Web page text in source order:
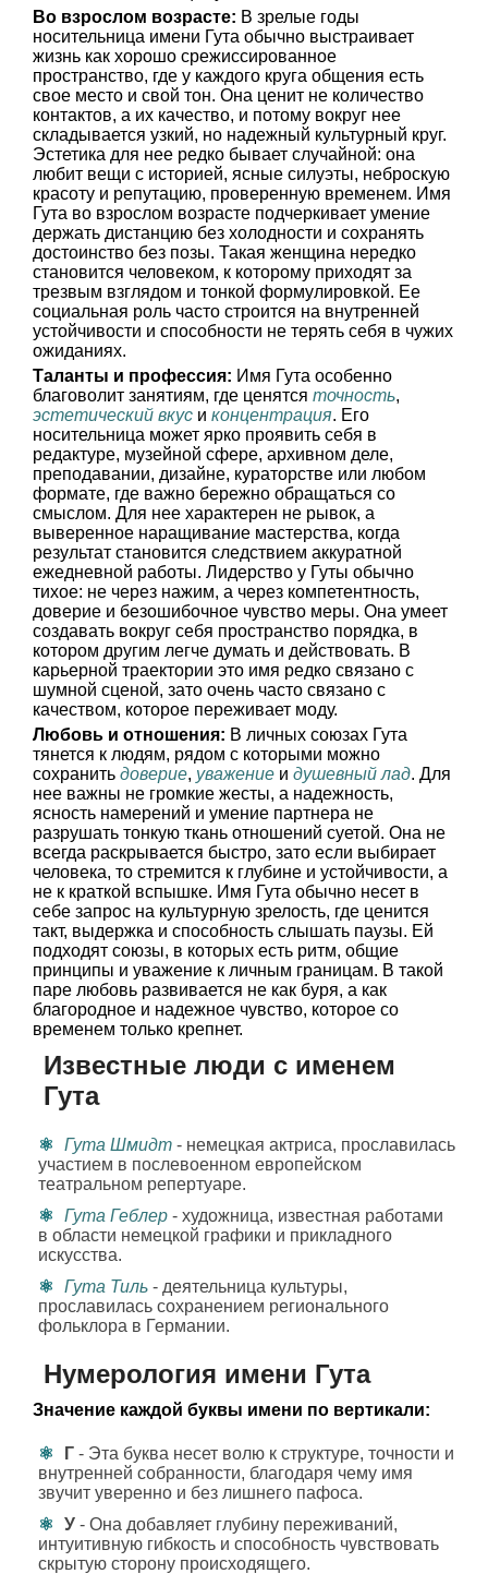
Во взрослом возрасте: В зрелые годы
носительница имени Гута обычно выстраивает
жизнь как хорошо срежиссированное
пространство, где у каждого круга общения есть
свое место и свой тон. Она ценит не количество
контактов, а их качество, и потому вокруг нее
складывается узкий, но надежный культурный круг.
Эстетика для нее редко бывает случайной: она
любит вещи с историей, ясные силуэты, неброскую
красоту и репутацию, проверенную временем. Имя
Гута во взрослом возрасте подчеркивает умение
держать дистанцию без холодности и сохранять
достоинство без позы. Такая женщина нередко
становится человеком, к которому приходят за
трезвым взглядом и тонкой формулировкой. Ее
социальная роль часто строится на внутренней
устойчивости и способности не терять себя в чужих
ожиданиях.
Таланты и профессия: Имя Гута особенно
благоволит занятиям, где ценятся точность,
эстетический вкус и концентрация. Его
носительница может ярко проявить себя в
редактуре, музейной сфере, архивном деле,
преподавании, дизайне, кураторстве или любом
формате, где важно бережно обращаться со
смыслом. Для нее характерен не рывок, а
выверенное наращивание мастерства, когда
результат становится следствием аккуратной
ежедневной работы. Лидерство у Гуты обычно
тихое: не через нажим, а через компетентность,
доверие и безошибочное чувство меры. Она умеет
создавать вокруг себя пространство порядка, в
котором другим легче думать и действовать. В
карьерной траектории это имя редко связано с
шумной сценой, зато очень часто связано с
качеством, которое переживает моду.
Любовь и отношения: В личных союзах Гута
тянется к людям, рядом с которыми можно
сохранить доверие, уважение и душевный лад. Для
нее важны не громкие жесты, а надежность,
ясность намерений и умение партнера не
разрушать тонкую ткань отношений суетой. Она не
всегда раскрывается быстро, зато если выбирает
человека, то стремится к глубине и устойчивости, а
не к краткой вспышке. Имя Гута обычно несет в
себе запрос на культурную зрелость, где ценится
такт, выдержка и способность слышать паузы. Ей
подходят союзы, в которых есть ритм, общие
принципы и уважение к личным границам. В такой
паре любовь развивается не как буря, а как
благородное и надежное чувство, которое со
временем только крепнет.
Известные люди с именем
Гута
Гута Шмидт - немецкая актриса, прославилась
участием в послевоенном европейском
театральном репертуаре.
Гута Геблер - художница, известная работами
в области немецкой графики и прикладного
искусства.
Гута Тиль - деятельница культуры,
прославилась сохранением регионального
фольклора в Германии.
Нумерология имени Гута
Значение каждой буквы имени по вертикали:
Г - Эта буква несет волю к структуре, точности и
внутренней собранности, благодаря чему имя
звучит уверенно и без лишнего пафоса.
У - Она добавляет глубину переживаний,
интуитивную гибкость и способность чувствовать
скрытую сторону происходящего.